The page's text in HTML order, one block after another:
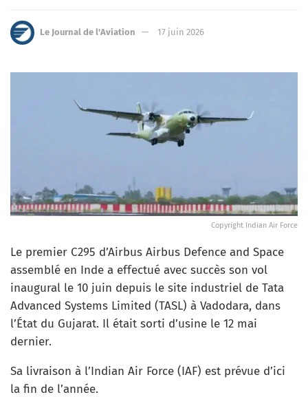
Le Journal de l'Aviation 17 juin 2026
Copyright Indian Air Force
Le premier C295 d’Airbus Airbus Defence and Space
assemblé en Inde a effectué avec succès son vol
inaugural le 10 juin depuis le site industriel de Tata
Advanced Systems Limited (TASL) à Vadodara, dans
l’État du Gujarat. Il était sorti d’usine le 12 mai
dernier.
Sa livraison à l’Indian Air Force (IAF) est prévue d’ici
la fin de l’année.